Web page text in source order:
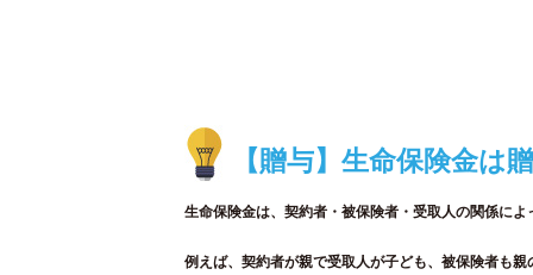
【贈与】生命保険金は
生命保険金は、契約者・被保険者・受取人の関係に
例えば、契約者が親で受取人が子ども、被保険者も